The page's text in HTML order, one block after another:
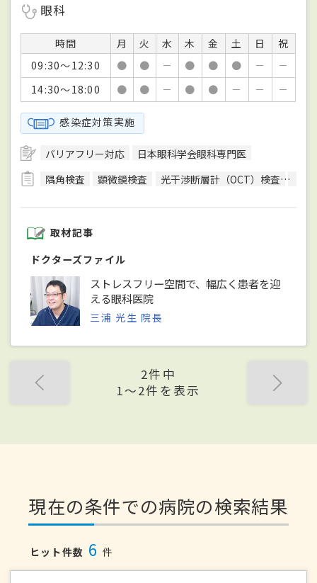
眼科
時間 月 火 水 木 金 土 日
祝
09:30～12:30
● ● － ● ● ● －
－
14:30～18:00
● ● － ● ● － － －
感染症対策実施
バリアフリー対応
日本眼科学会眼科専門医
隅角検査
顕微鏡検査 光干渉断層計（OCT）検査
取材記事
ドクターズファイル
ストレスフリー空間で、幅広く患者を迎
える眼科医院
三浦 光生 院長
2件中
1〜2件を表示
現在の条件での病院の検索結果
ヒット件数 6 件